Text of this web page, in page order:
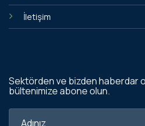
İletişim
Sektörden ve bizden haberdar
bültenimize abone olun.